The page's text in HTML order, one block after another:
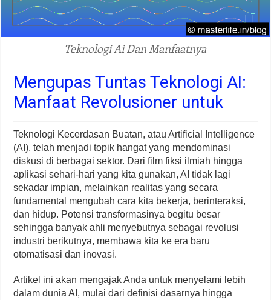
Teknologi Ai Dan Manfaatnya
Mengupas Tuntas Teknologi AI:
Manfaat Revolusioner untuk
Teknologi Kecerdasan Buatan, atau Artificial Intelligence
(AI), telah menjadi topik hangat yang mendominasi
diskusi di berbagai sektor. Dari film fiksi ilmiah hingga
aplikasi sehari-hari yang kita gunakan, AI tidak lagi
sekadar impian, melainkan realitas yang secara
fundamental mengubah cara kita bekerja, berinteraksi,
dan hidup. Potensi transformasinya begitu besar
sehingga banyak ahli menyebutnya sebagai revolusi
industri berikutnya, membawa kita ke era baru
otomatisasi dan inovasi.
Artikel ini akan mengajak Anda untuk menyelami lebih
dalam dunia AI, mulai dari definisi dasarnya hingga